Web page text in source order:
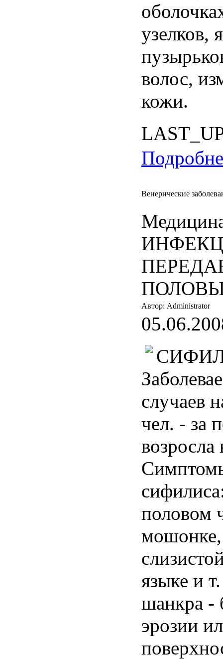
узелков,
волос,
кожи.
Венерические
Автор: Administrator
случаев
чел. - за
возросла
половом
мошонке,
языке и
шанкра -
эрозии